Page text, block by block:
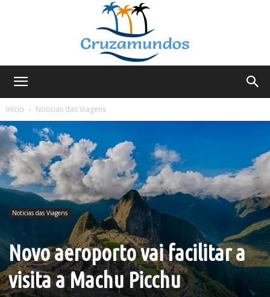
Início
Noticias das Viagens
Noticias das Viagens
Novo aeroporto vai facilitar a
visita a Machu Picchu